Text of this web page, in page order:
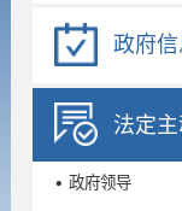
政府
法定
• 政府领导